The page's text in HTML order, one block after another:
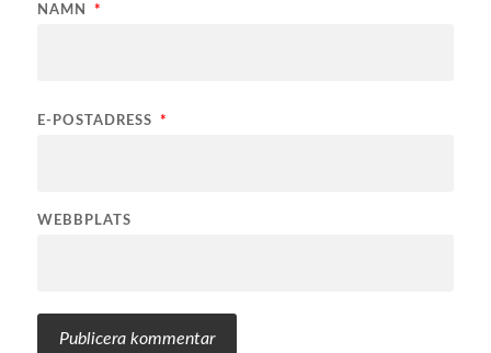
NAMN *
E-POSTADRESS *
WEBBPLATS